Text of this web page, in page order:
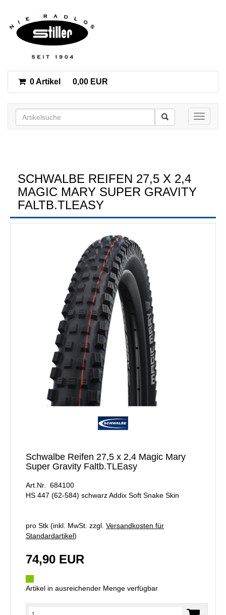
0 Artikel 0,00 EUR
Toggle
SCHWALBE REIFEN 27,5 X 2,4
MAGIC MARY SUPER GRAVITY
FALTB.TLEASY
Schwalbe Reifen 27,5 x 2,4 Magic Mary
Super Gravity Faltb.TLEasy
Art.Nr. 684100
HS 447 (62-584) schwarz Addix Soft Snake Skin
pro Stk (inkl. MwSt. zzgl. Versandkosten für
Standardartikel)
74,90 EUR
Artikel in ausreichender Menge verfügbar